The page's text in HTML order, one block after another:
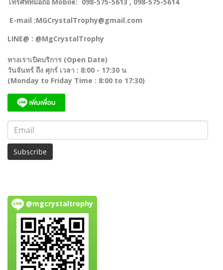
E-mail :MGCrystalTrophy@gmail.com
LINE@ : @MgCrystalTrophy
ทางเราเปิดบริการ (Open Date)
วันจันทร์ ถึง ศุกร์ เวลา : 8:00 - 17:30 น
(Monday to Friday Time : 8:00 to 17:30)
Subscribe
@mgcrystaltrophy